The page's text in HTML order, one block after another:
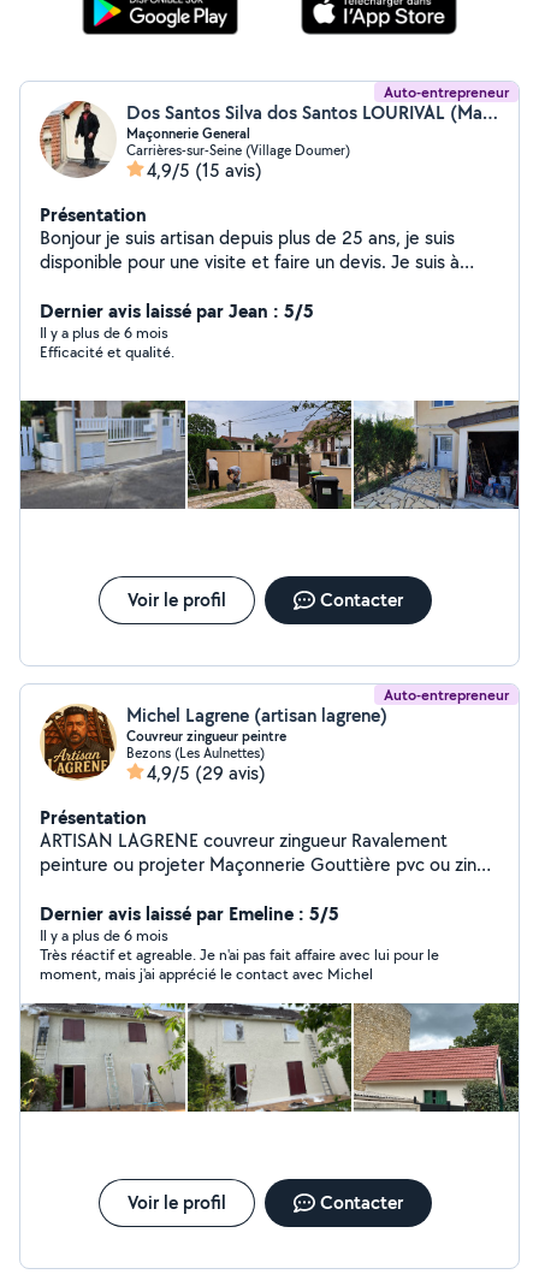
Auto-entrepreneur
Dos Santos Silva dos Santos LOURIVAL (Maçonnerie Générale)
Maçonnerie General
Carrières-sur-Seine (Village Doumer)
4,9/5 (15 avis)
Présentation
Bonjour je suis artisan depuis plus de 25 ans, je suis
disponible pour une visite et faire un devis. Je suis à
Dernier avis laissé par Jean : 5/5
Il y a plus de 6 mois
Efficacité et qualité.
Voir le profil Contacter
Auto-entrepreneur
Michel Lagrene (artisan lagrene)
Couvreur zingueur peintre
Bezons (Les Aulnettes)
4,9/5 (29 avis)
Présentation
ARTISAN LAGRENE couvreur zingueur Ravalement
peinture ou projeter Maçonnerie Gouttière pvc ou zinc
Création décoration Peinture toiture Travaux d'intérieur
Enduit peinture Parquet carrelage NETTOYAGES
GOUTTIÈRE 10 LE MÈTRE NETTOYAGE TOITURE 8 le
MÈTRE NETTOYAGE FAÇADE PIGNON 5 le MÈTRE
Dernier avis laissé par Emeline : 5/5
Il y a plus de 6 mois
Très réactif et agreable. Je n'ai pas fait affaire avec lui pour le
moment, mais j'ai apprécié le contact avec Michel
Voir le profil Contacter